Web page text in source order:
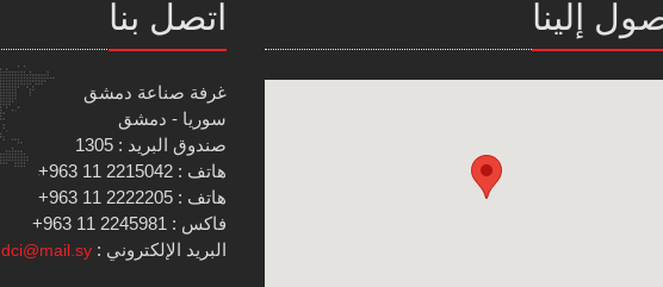
إلينا اتصل بنا
غرفة صناعة دمشق
سوريا - دمشق
صندوق البريد : 1305
هاتف : 2215042 11 963+
هاتف : 2222205 11 963+
فاكس : 2245981 11 963+
البريد الإلكتروني : dci@mail.sy